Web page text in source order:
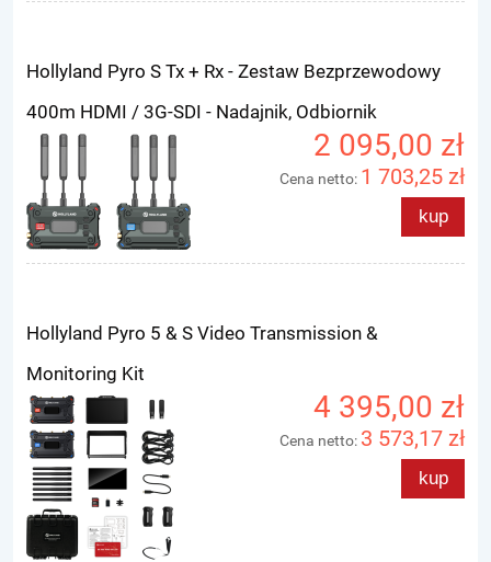
Hollyland Pyro S Tx + Rx - Zestaw Bezprzewodowy
400m HDMI / 3G-SDI - Nadajnik, Odbiornik
2 095,00 zł
Cena netto: 1 703,25 zł
kup
Hollyland Pyro 5 & S Video Transmission &
Monitoring Kit
4 395,00 zł
Cena netto: 3 573,17 zł
kup